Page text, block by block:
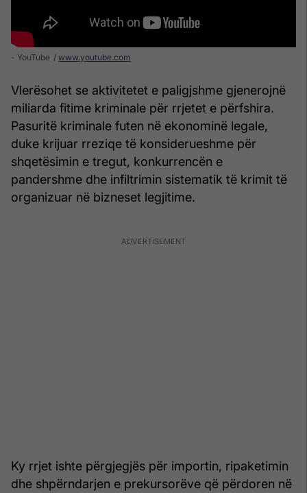
- YouTube www.youtube.com
Vlerësohet se aktivitetet e paligjshme gjenerojnë
miliarda fitime kriminale për rrjetet e përfshira.
Pasuritë kriminale futen në ekonominë legale,
duke krijuar rreziqe të konsiderueshme për
shqetësimin e tregut, konkurrencën e
pandershme dhe infiltrimin sistematik të krimit të
organizuar në bizneset legjitime.
Ky rrjet ishte përgjegjës për importin, ripaketimin
dhe shpërndarjen e prekursorëve që përdoren në